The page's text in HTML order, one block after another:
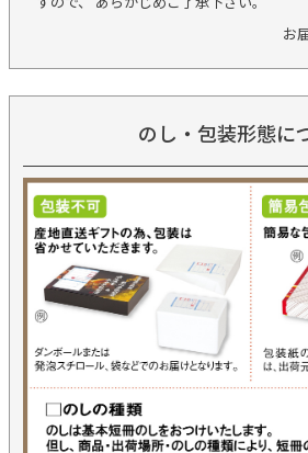
お
のし・包装形態に